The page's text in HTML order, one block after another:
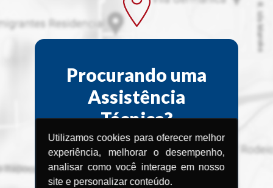
Utilizamos cookies para oferecer melhor
experiência, melhorar o desempenho,
analisar como você interage em nosso
site e personalizar conteúdo.
Procurando uma
Assistência
Técnica?
Encontre a Assistência Técnica
Menegotti
mais próxima de você.